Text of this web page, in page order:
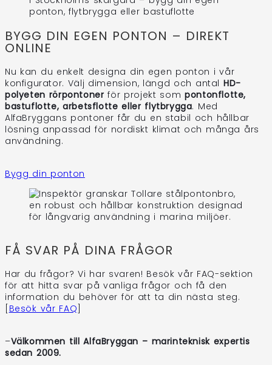
BYGG DIN EGEN PONTON – DIREKT
ONLINE
Nu kan du enkelt designa din egen ponton i vår
konfigurator. Välj dimension, längd och antalHD-
polyeten rörpontoner för projekt sompontonflotte,
bastuflotte, arbetsflotte eller flytbrygga. Med
AlfaBryggans pontoner får du en stabil och hållbar
lösning anpassad för nordiskt klimat och många års
användning.
Bygg din ponton
FÅ SVAR PÅ DINA FRÅGOR
Har du frågor? Vi har svaren! Besök vår FAQ-sektion
för att hitta svar på vanliga frågor och få den
information du behöver för att ta din nästa steg.
[Besök vår FAQ]
–Välkommen till AlfaBryggan – marinteknisk expertis
sedan 2009.